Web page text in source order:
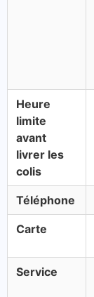
Heure
limite
avant
livrer les
colis
Téléphone
Carte
Service